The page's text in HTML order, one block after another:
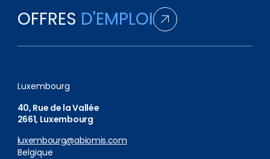
OFFRES D'EMPLOI
Luxembourg
40, Rue de la Vallée
2661, Luxembourg
luxembourg@abiomis.com
Belgique